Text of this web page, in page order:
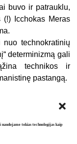
tokias technologijas kaip
buvo ir patrauklu,
(!) Icchokas Meras
nuo technokratinių
determinizmą gali
technikos ir
pastangą.